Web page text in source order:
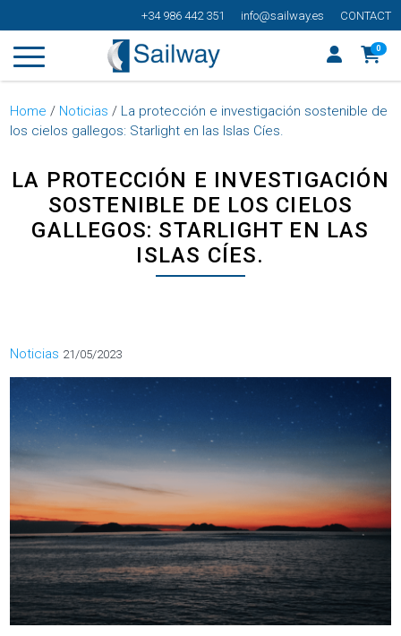
+34 986 442 351 info@sailway.es CONTACT
0
Home / Noticias / La protección e investigación sostenible de
los cielos gallegos: Starlight en las Islas Cíes.
LA PROTECCIÓN E INVESTIGACIÓN
SOSTENIBLE DE LOS CIELOS
GALLEGOS: STARLIGHT EN LAS
ISLAS CÍES.
Categorías
Noticias 21/05/2023